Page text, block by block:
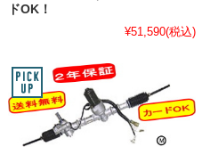
ドOK！
¥51,590(税込)